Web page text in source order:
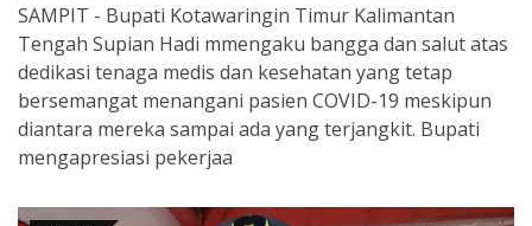
SAMPIT - Bupati Kotawaringin Timur Kalimantan
Tengah Supian Hadi mmengaku bangga dan salut atas
dedikasi tenaga medis dan kesehatan yang tetap
bersemangat menangani pasien COVID-19 meskipun
diantara mereka sampai ada yang terjangkit. Bupati
mengapresiasi pekerjaa